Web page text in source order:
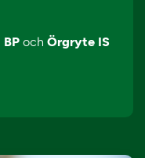
BP och Örgryte IS